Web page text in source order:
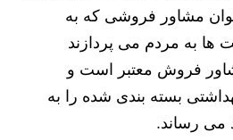
مشاور فروشی که به
ها به مردم می پردازند
فروش معتبر است و
بسته بندی شده را به
رساند.